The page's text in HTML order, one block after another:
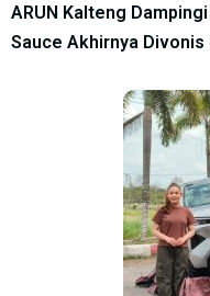
ARUN Kalteng
Sauce Akhirnya Divonis